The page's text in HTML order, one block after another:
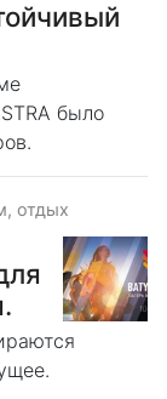
было
отдых